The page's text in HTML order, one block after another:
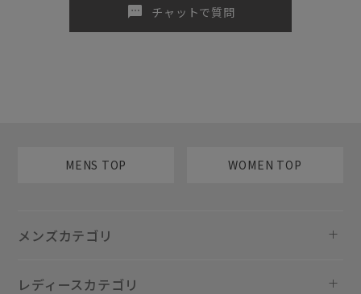
sms チャットで質問
MENS TOP WOMEN TOP
メンズカテゴリ
レディースカテゴリ